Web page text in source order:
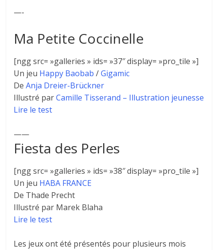
—-
Ma Petite Coccinelle
[ngg src= »galleries » ids= »37″ display= »pro_tile »]
Un jeu Happy Baobab /Gigamic
DeAnja Dreier-Brückner
Illustré parCamille Tisserand – Illustration jeunesse
Lire le test
——
Fiesta des Perles
[ngg src= »galleries » ids= »38″ display= »pro_tile »]
Un jeu HABA FRANCE
De Thade Precht
Illustré par Marek Blaha
Lire le test
Les jeux ont été présentés pour plusieurs mois